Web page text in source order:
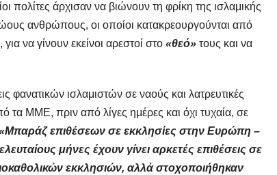
πολίτες άρχισαν να βιώνουν τη φρίκη της ισλαμικής
ανθρώπους, οι οποίοι κατακρεουργούνται από
να γίνουν εκείνοι αρεστοί στο «θεό» τους και να
φανατικών ισλαμιστών σε ναούς και λατρευτικές
τα ΜΜΕ, πριν από λίγες ημέρες και όχι τυχαία, σε
επιθέσεων σε εκκλησίες στην Ευρώπη –
μήνες έχουν γίνει αρκετές επιθέσεις σε
εκκλησιών, αλλά στοχοποιήθηκαν